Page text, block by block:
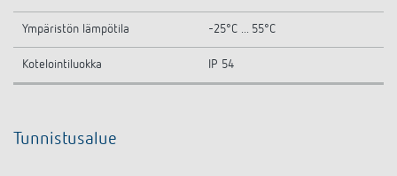
Ympäristön lämpötila -25°C ... 55°C
Kotelointiluokka IP 54
Tunnistusalue